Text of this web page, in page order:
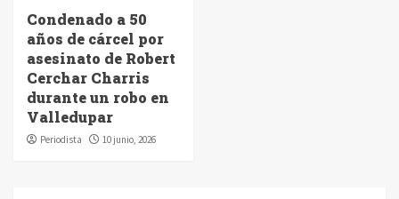
Condenado a 50
años de cárcel por
asesinato de Robert
Cerchar Charris
durante un robo en
Valledupar
Periodista 10 junio, 2026